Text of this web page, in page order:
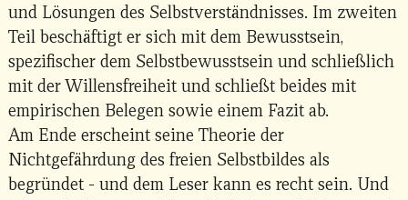
und Lösungen des Selbstverständnisses. Im zweiten
Teil beschäftigt er sich mit dem Bewusstsein,
spezifischer dem Selbstbewusstsein und schließlich
mit der Willensfreiheit und schließt beides mit
empirischen Belegen sowie einem Fazit ab.
Am Ende erscheint seine Theorie der
Nichtgefährdung des freien Selbstbildes als
begründet - und dem Leser kann es recht sein. Und